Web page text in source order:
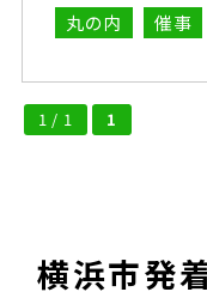
丸の内 催事
1 / 1 1
横浜市発